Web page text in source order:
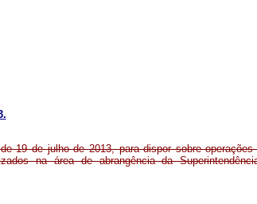
19 de julho de 2013, para dispor sobre
na área de abrangência da